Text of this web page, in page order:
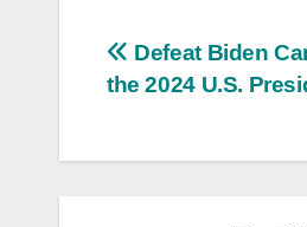
Post
Defeat Biden
the 2024 U.S.